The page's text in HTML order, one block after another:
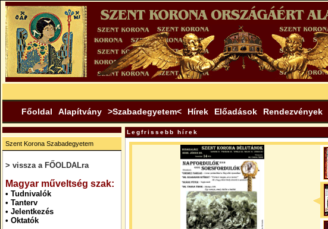
Főoldal Alapítvány >Szabadegyetem< Hírek Előadások Rendezvények
Szent Korona Szabadegyetem
> vissza a FŐOLDALra
Magyar műveltség szak:
• Tudnivalók
• Tanterv
• Jelentkezés
• Oktatók
Legfrissebb hírek